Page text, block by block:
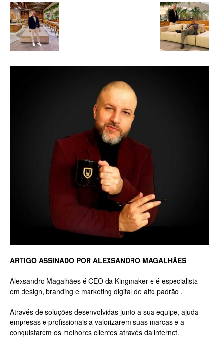
Padrão,
Premium
e
Luxo
na
ARTIGO ASSINADO POR ALEXSANDRO MAGALHÃES
Alexsandro Magalhães é CEO da Kingmaker e é especialista
em design, branding e marketing digital de alto padrão .
Através de soluções desenvolvidas junto a sua equipe, ajuda
empresas e profissionais a valorizarem suas marcas e a
conquistarem os melhores clientes através da internet.